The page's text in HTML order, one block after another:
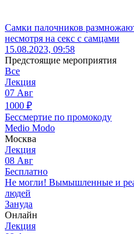
Самки палочников
несмотря на секс с самцами
15.08.2023, 09:58
Предстоящие мероприятия
Все
Лекция
07 Авг
1000 ₽
Бессмертие по промокоду
Medio Modo
Москва
Лекция
08 Авг
Бесплатно
Не могли! Вымышленные и
людей
Зануда
Онлайн
Лекция